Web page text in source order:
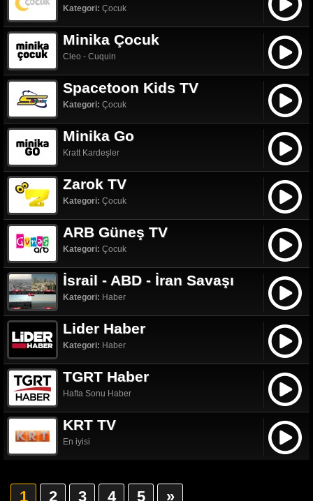
Kategori: Çocuk
Minika Çocuk
Cleo - Cuquin
Spacetoon Kids TV
Kategori: Çocuk
Minika Go
Kratt Kardeşler
Zarok TV
Kategori: Çocuk
ARB Güneş TV
Kategori: Çocuk
İsrail - ABD - İran Savaşı
Kategori: Haber
Lider Haber
Kategori: Haber
TGRT Haber
Hafta Sonu Haber
KRT TV
En iyisi
1 2 3 4 5 »